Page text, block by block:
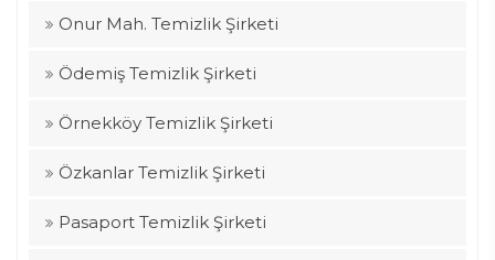
Onur Mah. Temizlik Şirketi
Ödemiş Temizlik Şirketi
Örnekköy Temizlik Şirketi
Özkanlar Temizlik Şirketi
Pasaport Temizlik Şirketi